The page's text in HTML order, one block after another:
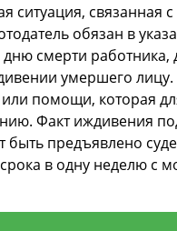
ситуация,
обязан в
смерти
умершего
помощи, которая
Факт иждивения
быть предъявлено
в одну неделю с